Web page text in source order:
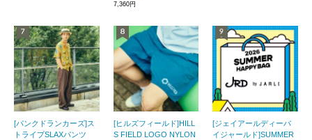
7,360円
[パンクドランカーズ]ス
トライプSLAXパンツ
[ヒルズフィールド]HILL
S FIELD LOGO NYLON
[ジェイアールディーバ
イジャールド]SUMMER